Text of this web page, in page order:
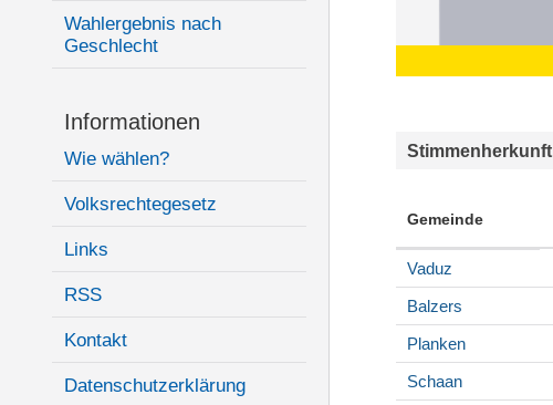
Wahlergebnis nach
Geschlecht
Informationen
Wie wählen?
Volksrechtegesetz
Links
RSS
Kontakt
Datenschutzerklärung
Stimmenherkunft
Gemeinde
Vaduz
Balzers
Planken
Schaan